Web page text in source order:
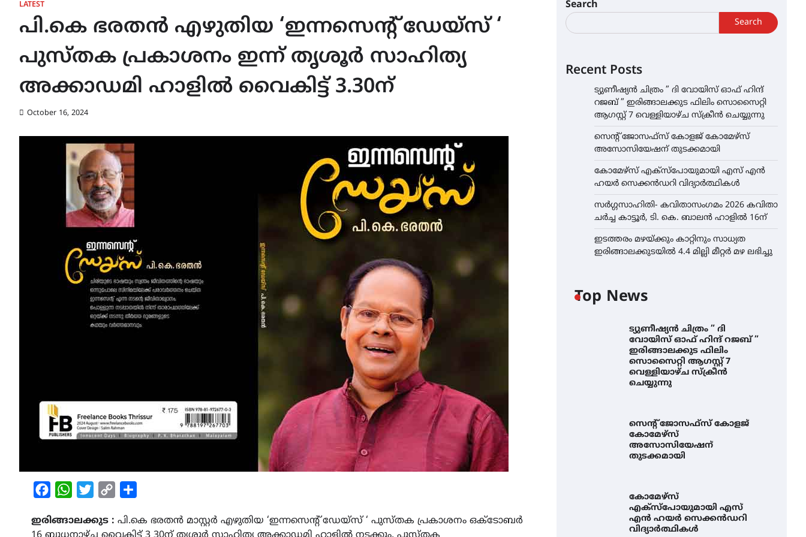
LATEST
പി.കെ ഭരതൻ എഴുതിയ ‘ഇന്നസെന്റ് ഡേയ്സ് ‘
പുസ്തക പ്രകാശനം ഇന്ന് തൃശൂർ സാഹിത്യ
അക്കാഡമി ഹാളിൽ വൈകിട്ട് 3.30ന്
October 16, 2024
FacebookWhatsAppTwitterCopy
ഇരിങ്ങാലക്കുട : പി.കെ ഭരതൻ മാസ്റ്റർ എഴുതിയ ‘ഇന്നസെന്റ് ഡേയ്സ് ‘ പുസ്തക പ്രകാശനം ഒക്ടോബർ
Search
Search
Recent Posts
ട്യുണീഷ്യൻ ചിത്രം ” ദി വോയിസ് ഓഫ് ഹിന്ദ്
റജബ് ” ഇരിങ്ങാലക്കുട ഫിലിം സൊസൈറ്റി
ആഗസ്റ്റ് 7 വെള്ളിയാഴ്ച സ്‌ക്രീൻ ചെയ്യുന്നു
സെന്റ് ജോസഫ്സ് കോളജ് കോമേഴ്‌സ്
അസോസിയേഷന് തുടക്കമായി
കോമേഴ്സ് എക്സ്പോയുമായി എസ് എൻ
ഹയർ സെക്കൻഡറി വിദ്യാർത്ഥികൾ
സർഗ്ഗസാഹിതി- കവിതാസംഗമം 2026 കവിതാ
ചർച്ച കാട്ടൂർ, ടി. കെ. ബാലൻ ഹാളിൽ 16ന്
ഇടത്തരം മഴയ്ക്കും കാറ്റിനും സാധ്യത
ഇരിങ്ങാലക്കുടയിൽ 4.4 മില്ലി മീറ്റർ മഴ ലഭിച്ചു
Top News
ട്യുണീഷ്യൻ ചിത്രം ” ദി
വോയിസ് ഓഫ് ഹിന്ദ് റജബ് ”
ഇരിങ്ങാലക്കുട ഫിലിം
സൊസൈറ്റി ആഗസ്റ്റ് 7
വെള്ളിയാഴ്ച സ്‌ക്രീൻ
ചെയ്യുന്നു
സെന്റ് ജോസഫ്സ് കോളജ്
കോമേഴ്‌സ്
അസോസിയേഷന്
തുടക്കമായി
കോമേഴ്സ്
എക്സ്പോയുമായി എസ്
എൻ ഹയർ സെക്കൻഡറി
വിദ്യാർത്ഥികൾ